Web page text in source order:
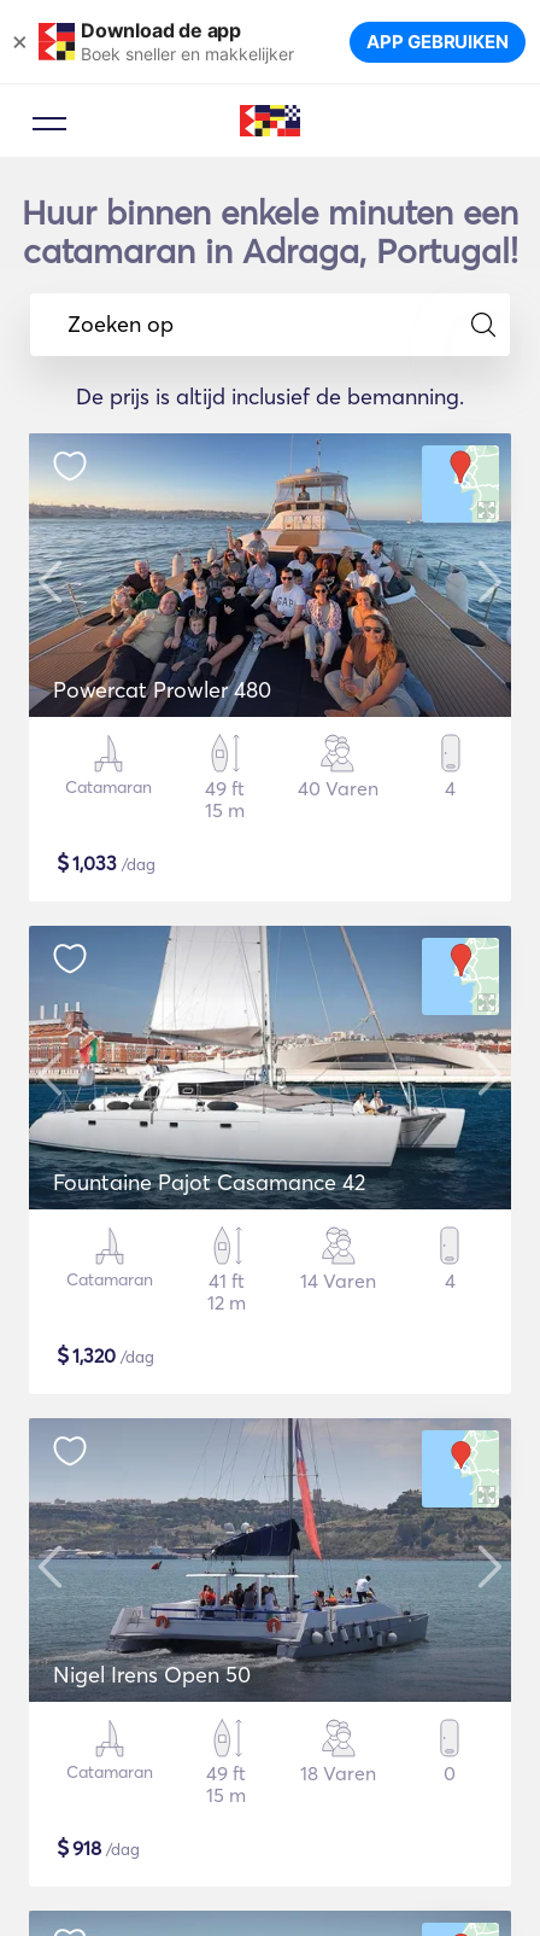
× Download de app
Boek sneller en makkelijker APP GEBRUIKEN
Huur binnen enkele minuten een
catamaran in Adraga, Portugal!
Zoeken op
De prijs is altijd inclusief de bemanning.
Powercat Prowler 480
Catamaran
49 ft
15 m
40 Varen 4
$1,033 /dag
Fountaine Pajot Casamance 42
Catamaran
41 ft
12 m
14 Varen 4
$1,320 /dag
Nigel Irens Open 50
Catamaran
49 ft
15 m
18 Varen 0
$918 /dag